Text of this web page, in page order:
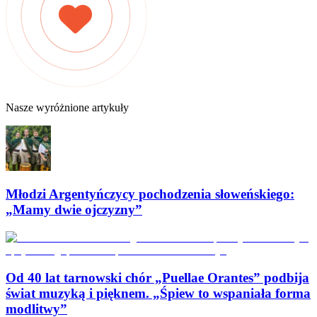
Nasze wyróżnione artykuły
Młodzi Argentyńczycy pochodzenia słoweńskiego:
„Mamy dwie ojczyzny”
Od 40 lat tarnowski chór „Puellae Orantes” podbija
świat muzyką i pięknem. „Śpiew to wspaniała forma
modlitwy”